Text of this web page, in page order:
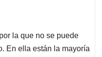
la que no se puede
En ella están la mayoría